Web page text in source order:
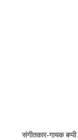
संगीतकार-गायक